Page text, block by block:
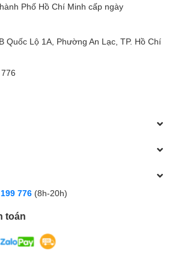
Phố Hồ Chí Minh cấp ngày
Quốc Lộ 1A, Phường An Lạc, TP. Hồ Chí
776 (8h-20h)
toán